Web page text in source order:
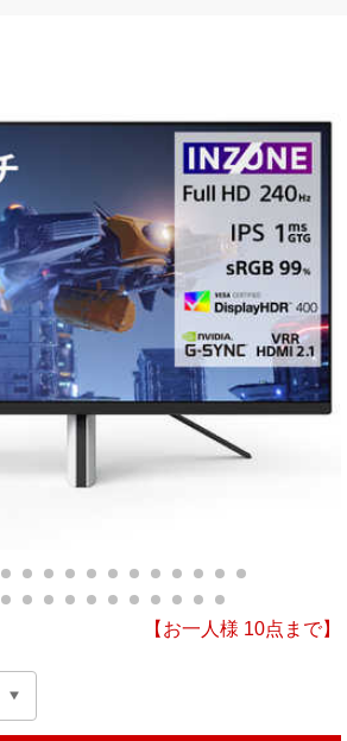
10 11 12 13 14 15
21 22 23 24 25 26 27 28 29 30
【お一人様 10点まで】